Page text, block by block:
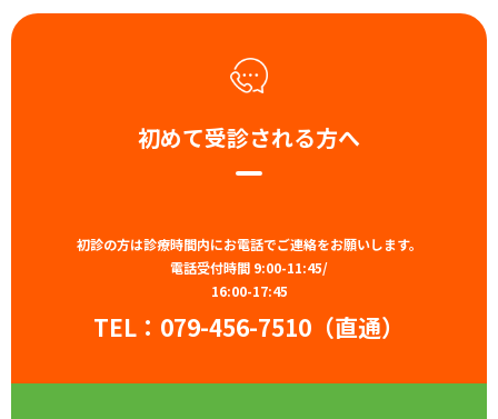
初めて受診される方へ
初診の方は診療時間内にお電話でご連絡をお願いします。
電話受付時間 9:00-11:45/
16:00-17:45
TEL： 079-456-7510（直通）